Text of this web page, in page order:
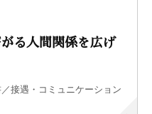
る人間関係を広げ
接遇・コミュニケーション